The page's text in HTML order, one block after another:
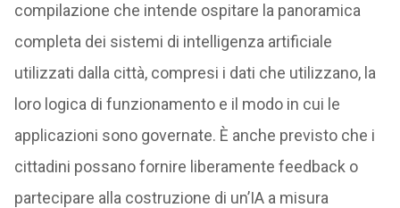
compilazione che intende ospitare la panoramica
completa dei sistemi di intelligenza artificiale
utilizzati dalla città, compresi i dati che utilizzano, la
loro logica di funzionamento e il modo in cui le
applicazioni sono governate. È anche previsto che i
cittadini possano fornire liberamente feedback o
partecipare alla costruzione di un’IA a misura